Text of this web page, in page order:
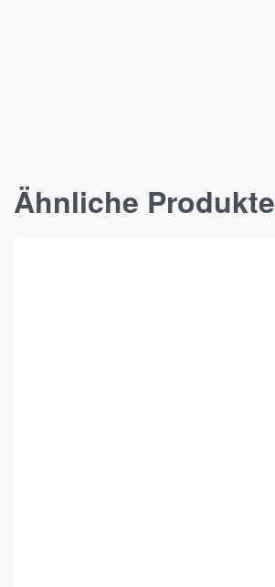
Ähnliche Produkte